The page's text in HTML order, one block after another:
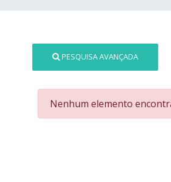
PESQUISA AVANÇADA
Nenhum elemento